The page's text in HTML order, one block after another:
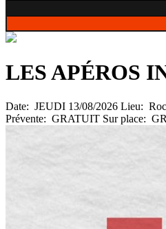
LES APÉROS
Date: JEUDI 13/08/2026 Lieu:
Prévente: GRATUIT Sur place: